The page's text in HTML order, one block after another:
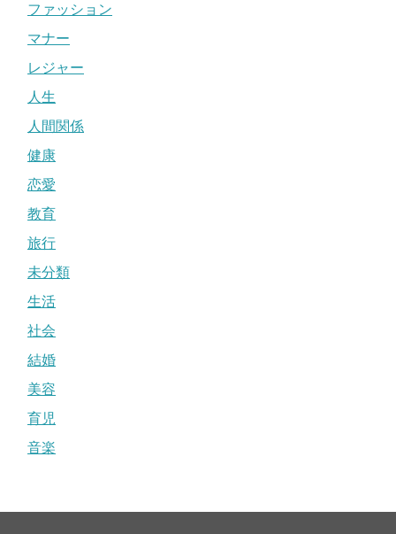
ファッション
マナー
レジャー
人生
人間関係
健康
恋愛
教育
旅行
未分類
生活
社会
結婚
美容
育児
音楽